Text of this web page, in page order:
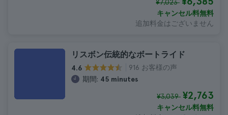
¥7,023
キャンセル料無料
追加料金はございません
リスボン伝統的なボートライド
4.6
916 お客様の声
期間: 45 minutes
¥3,039 ¥2,763
キャンセル料無料